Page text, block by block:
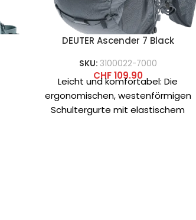
DEUTER Ascender 7 Black
SKU: 3100022-7000
CHF109.90
Leicht und komfortabel: Die
ergonomischen, westenförmigen
Schultergurte mit elastischem